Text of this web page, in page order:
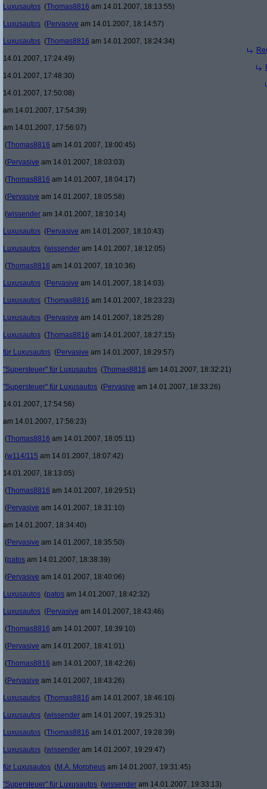
Luxusautos (Thomas8816 am 14.01.2007, 18:13:55)
Luxusautos (Pervasive am 14.01.2007, 18:14:57)
Luxusautos (Thomas8816 am 14.01.2007, 18:24:34)
14.01.2007, 17:24:49)
14.01.2007, 17:48:30)
14.01.2007, 17:50:08)
am 14.01.2007, 17:54:39)
am 14.01.2007, 17:56:07)
(Thomas8816 am 14.01.2007, 18:00:45)
(Pervasive am 14.01.2007, 18:03:03)
(Thomas8816 am 14.01.2007, 18:04:17)
(Pervasive am 14.01.2007, 18:05:58)
(wissender am 14.01.2007, 18:10:14)
Luxusautos (Pervasive am 14.01.2007, 18:10:43)
Luxusautos (wissender am 14.01.2007, 18:12:05)
(Thomas8816 am 14.01.2007, 18:10:36)
Luxusautos (Pervasive am 14.01.2007, 18:14:03)
Luxusautos (Thomas8816 am 14.01.2007, 18:23:23)
Luxusautos (Pervasive am 14.01.2007, 18:25:28)
Luxusautos (Thomas8816 am 14.01.2007, 18:27:15)
für Luxusautos (Pervasive am 14.01.2007, 18:29:57)
"Supersteuer" für Luxusautos (Thomas8816 am 14.01.2007, 18:32:21)
"Supersteuer" für Luxusautos (Pervasive am 14.01.2007, 18:33:26)
14.01.2007, 17:54:56)
am 14.01.2007, 17:56:23)
(Thomas8816 am 14.01.2007, 18:05:11)
(w114/115 am 14.01.2007, 18:07:42)
14.01.2007, 18:13:05)
(Thomas8816 am 14.01.2007, 18:29:51)
(Pervasive am 14.01.2007, 18:31:10)
am 14.01.2007, 18:34:40)
(Pervasive am 14.01.2007, 18:35:50)
(patos am 14.01.2007, 18:38:39)
(Pervasive am 14.01.2007, 18:40:06)
Luxusautos (patos am 14.01.2007, 18:42:32)
Luxusautos (Pervasive am 14.01.2007, 18:43:46)
(Thomas8816 am 14.01.2007, 18:39:10)
(Pervasive am 14.01.2007, 18:41:01)
(Thomas8816 am 14.01.2007, 18:42:26)
(Pervasive am 14.01.2007, 18:43:26)
Luxusautos (Thomas8816 am 14.01.2007, 18:46:10)
Luxusautos (wissender am 14.01.2007, 19:25:31)
Luxusautos (Thomas8816 am 14.01.2007, 19:28:39)
Luxusautos (wissender am 14.01.2007, 19:29:47)
für Luxusautos (M.A. Morpheus am 14.01.2007, 19:31:45)
"Supersteuer" für Luxusautos (wissender am 14.01.2007, 19:33:13)